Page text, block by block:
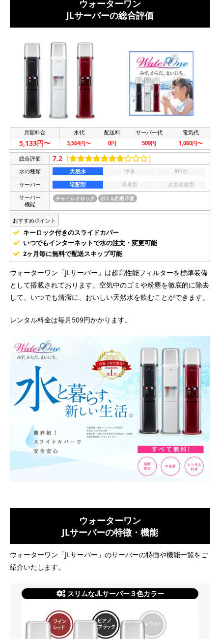
ウォーターワン
JLサーバーの総合評価
月額料金 水代 配送料 サーバー代 電気代
5,133円〜 3,564円〜 0円 509円 1,060円〜
総合評価 7.2 ［ ］
水の種類 天然水 浄水
RO水
サーバー
宅配型 浄水型
水道直結型
サーバー
機能
チャイルドロック ボトル回収不要
おすすめポイント
キーロック付きのスライドカバー
いつでもインターネットで水の注文・変更可能
2ヶ月毎に無料で配送スキップ可能
ウォーターワン「JLサーバー」は超高性能フィルターを標準装備
として搭載されております。空気中のゴミや粉塵を徹底的に除去
して、いつでも清潔に、おいしい天然水を飲むことができます。
レンタル料金は毎月509円かかります。
ウォーターワン
JLサーバーの特徴・機能
ウォーターワン「JLサーバー」のサーバーの特徴や機能一覧をご
紹介いたします。
スリムなJLサーバー３色カラー